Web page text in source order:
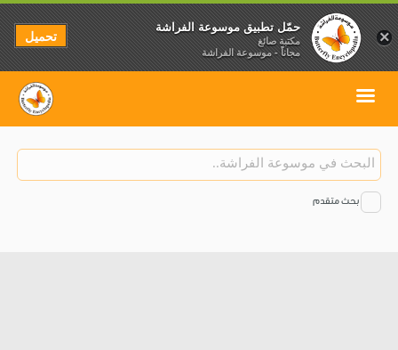
بحث متقدم
×
حمّل تطبيق موسوعة الفراشة
مكتبة صائغ
مجاناً - موسوعة الفراشة
تحميل